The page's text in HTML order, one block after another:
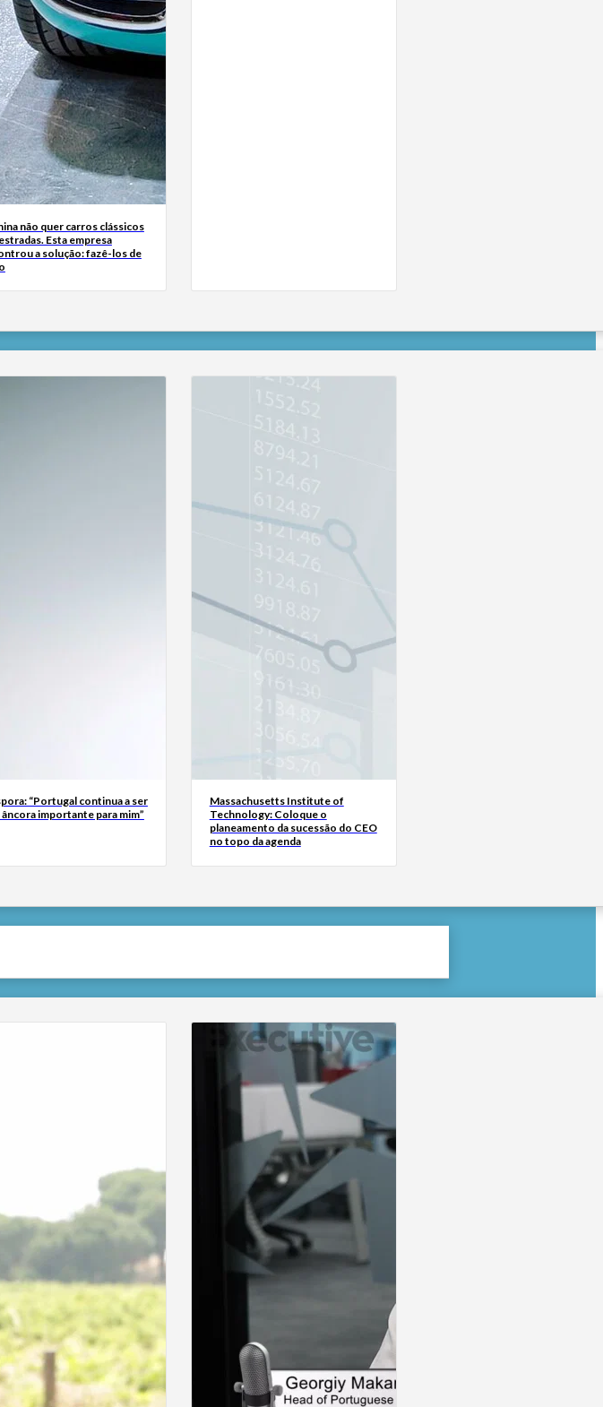
não quer carros clássicos
Esta empresa
a solução: fazê-los de
“Portugal continua a ser
âncora importante para mim”
Massachusetts Institute of
Technology: Coloque o
planeamento da sucessão do CEO
no topo da agenda